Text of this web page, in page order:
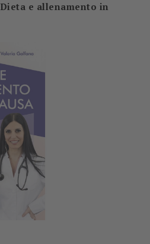
Dieta e allenamento in